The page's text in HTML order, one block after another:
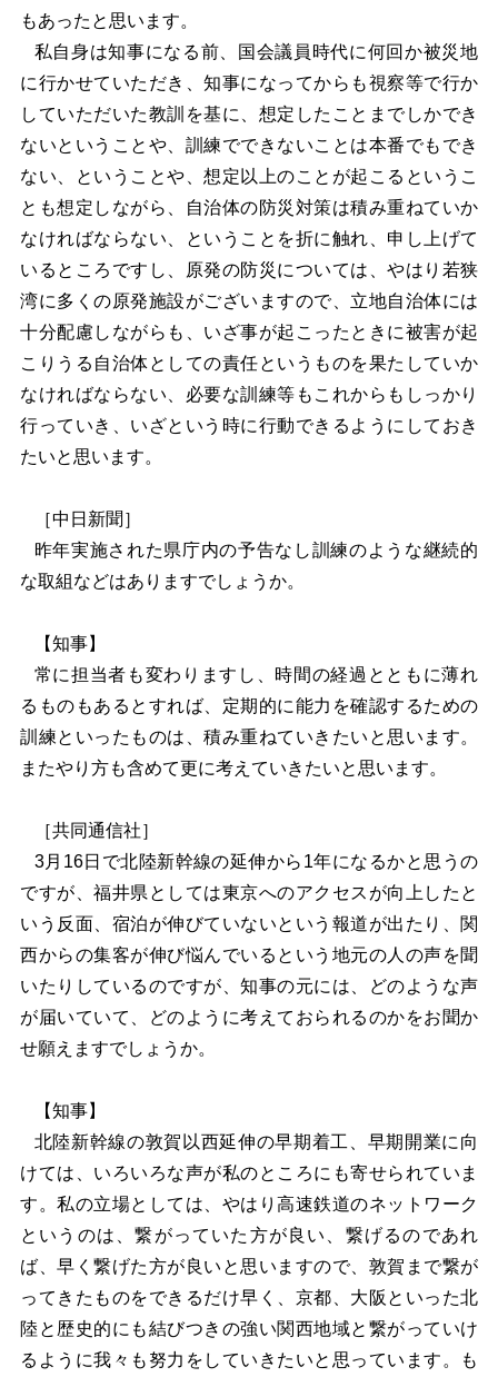
もあったと思います。
私自身は知事になる前、国会議員時代に何回か被災地
に行かせていただき、知事になってからも視察等で行か
していただいた教訓を基に、想定したことまでしかでき
ないということや、訓練でできないことは本番でもでき
ない、ということや、想定以上のことが起こるというこ
とも想定しながら、自治体の防災対策は積み重ねていか
なければならない、ということを折に触れ、申し上げて
いるところですし、原発の防災については、やはり若狭
湾に多くの原発施設がございますので、立地自治体には
十分配慮しながらも、いざ事が起こったときに被害が起
こりうる自治体としての責任というものを果たしていか
なければならない、必要な訓練等もこれからもしっかり
行っていき、いざという時に行動できるようにしておき
たいと思います。
［中日新聞］
昨年実施された県庁内の予告なし訓練のような継続的
な取組などはありますでしょうか。
【知事】
常に担当者も変わりますし、時間の経過とともに薄れ
るものもあるとすれば、定期的に能力を確認するための
訓練といったものは、積み重ねていきたいと思います。
またやり方も含めて更に考えていきたいと思います。
［共同通信社］
3月16日で北陸新幹線の延伸から1年になるかと思うの
ですが、福井県としては東京へのアクセスが向上したと
いう反面、宿泊が伸びていないという報道が出たり、関
西からの集客が伸び悩んでいるという地元の人の声を聞
いたりしているのですが、知事の元には、どのような声
が届いていて、どのように考えておられるのかをお聞か
せ願えますでしょうか。
【知事】
北陸新幹線の敦賀以西延伸の早期着工、早期開業に向
けては、いろいろな声が私のところにも寄せられていま
す。私の立場としては、やはり高速鉄道のネットワーク
というのは、繋がっていた方が良い、繋げるのであれ
ば、早く繋げた方が良いと思いますので、敦賀まで繋が
ってきたものをできるだけ早く、京都、大阪といった北
陸と歴史的にも結びつきの強い関西地域と繋がっていけ
るように我々も努力をしていきたいと思っています。も